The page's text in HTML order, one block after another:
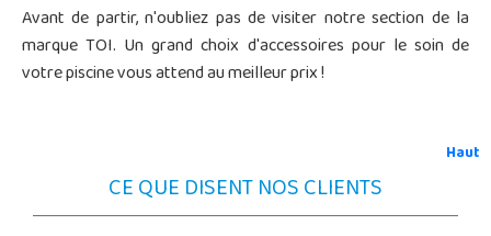
Avant de partir, n'oubliez pas de visiter notre section de la
marque TOI. Un grand choix d'accessoires pour le soin de
votre piscine vous attend au meilleur prix !
Haut
CE QUE DISENT NOS CLIENTS